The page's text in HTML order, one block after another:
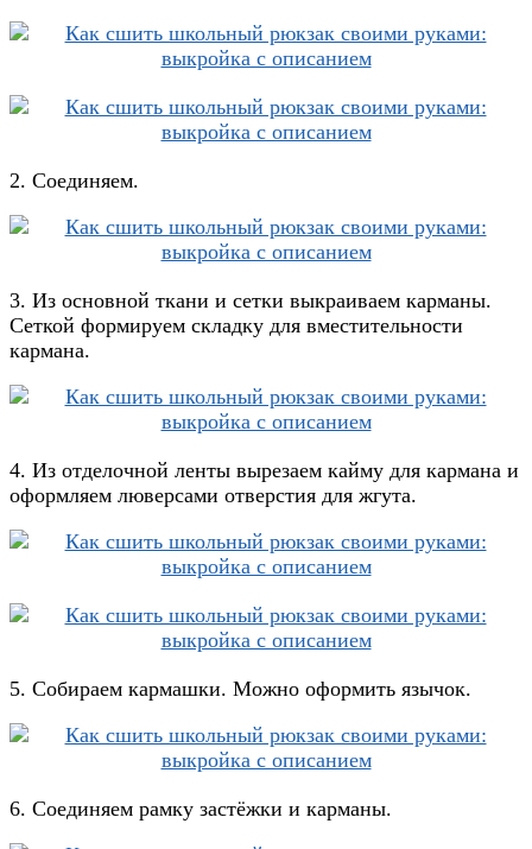
2. Соединяем.
3. Из основной ткани и сетки выкраиваем карманы.
Сеткой формируем складку для вместительности
кармана.
4. Из отделочной ленты вырезаем кайму для кармана и
оформляем люверсами отверстия для жгута.
5. Собираем кармашки. Можно оформить язычок.
6. Соединяем рамку застёжки и карманы.